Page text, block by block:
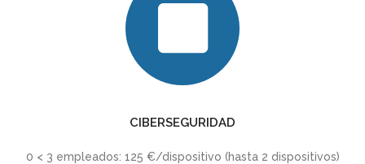
CIBERSEGURIDAD
0 < 3 empleados: 125 €/dispositivo (hasta 2 dispositivos)